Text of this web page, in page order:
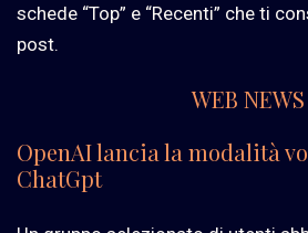
schede “Top” e “Recenti” che ti
post.
WEB NEWS
OpenAI lancia la modalità
ChatGpt